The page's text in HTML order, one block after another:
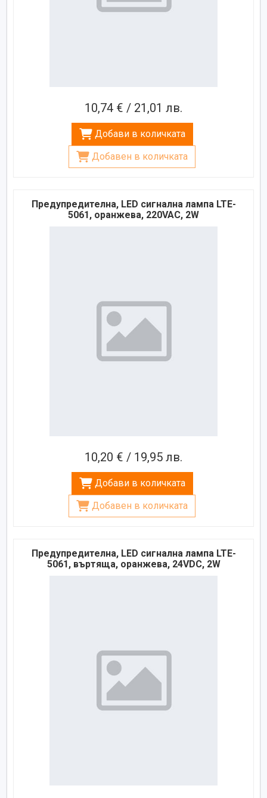
10,74 € / 21,01 лв.
Добави в количката
Добавен в количката
Предупредителна, LED сигнална лампа LTE-
5061, оранжева, 220VAC, 2W
10,20 € / 19,95 лв.
Добави в количката
Добавен в количката
Предупредителна, LED сигнална лампа LTE-
5061, въртяща, оранжева, 24VDC, 2W